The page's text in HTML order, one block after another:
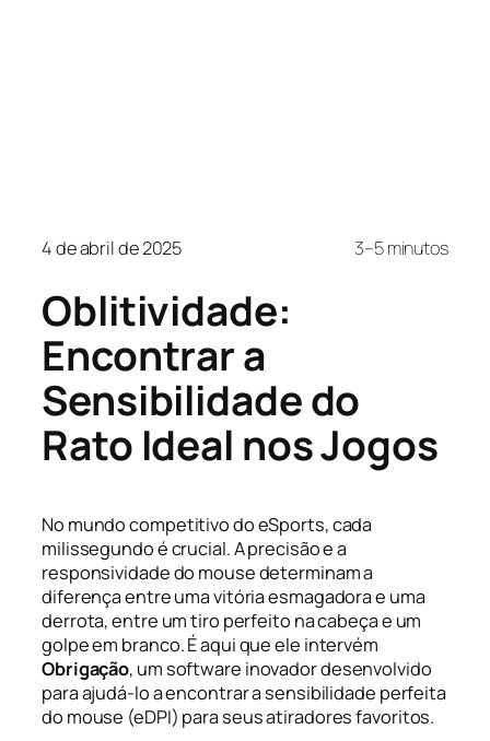
4 de abril de 2025 3–5 minutos
Oblitividade:
Encontrar a
Sensibilidade do
Rato Ideal nos Jogos
No mundo competitivo do eSports, cada
milissegundo é crucial. A precisão e a
responsividade do mouse determinam a
diferença entre uma vitória esmagadora e uma
derrota, entre um tiro perfeito na cabeça e um
golpe em branco. É aqui que ele intervém
Obrigação, um software inovador desenvolvido
para ajudá-lo a encontrar a sensibilidade perfeita
do mouse (eDPI) para seus atiradores favoritos.